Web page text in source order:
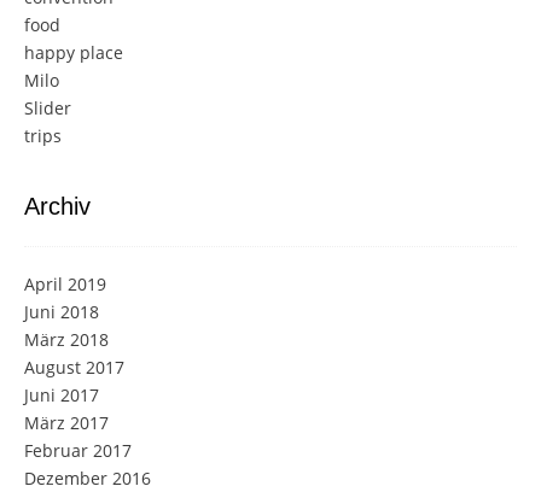
food
happy place
Milo
Slider
trips
Archiv
April 2019
Juni 2018
März 2018
August 2017
Juni 2017
März 2017
Februar 2017
Dezember 2016